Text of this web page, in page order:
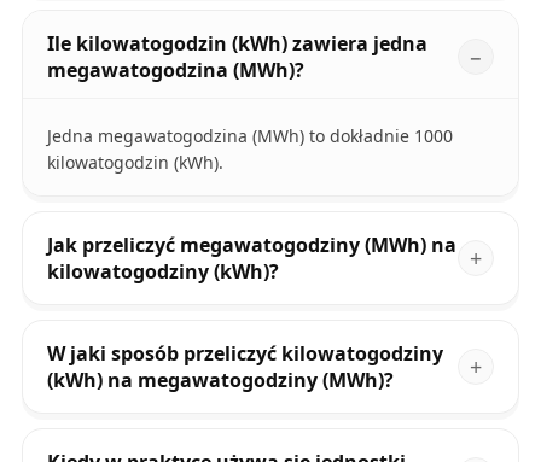
Ile kilowatogodzin (kWh) zawiera jedna
megawatogodzina (MWh)?
Jedna megawatogodzina (MWh) to dokładnie 1000
kilowatogodzin (kWh).
Jak przeliczyć megawatogodziny (MWh) na
kilowatogodziny (kWh)?
W jaki sposób przeliczyć kilowatogodziny
(kWh) na megawatogodziny (MWh)?